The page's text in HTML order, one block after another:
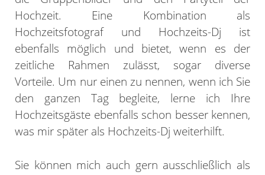
Hochzeit. Eine Kombination als
Hochzeitsfotograf und Hochzeits-Dj ist
ebenfalls möglich und bietet, wenn es der
zeitliche Rahmen zulässt, sogar diverse
Vorteile. Um nur einen zu nennen, wenn ich Sie
den ganzen Tag begleite, lerne ich Ihre
Hochzeitsgäste ebenfalls schon besser kennen,
was mir später als Hochzeits-Dj weiterhilft.
Sie können mich auch gern ausschließlich als